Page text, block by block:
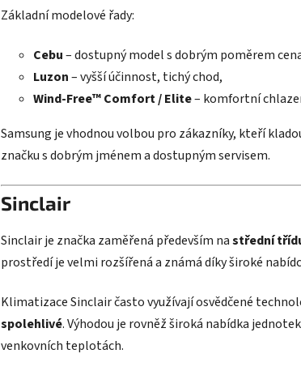
Základní modelové řady:
Cebu– dostupný model s dobrým poměrem
Luzon– vyšší účinnost, tichý chod,
Wind-Free™ Comfort / Elite– komfortní
Samsung je vhodnou volbou pro zákazníky, kteří
značku s dobrým jménem a dostupným servisem.
Sinclair
Sinclair je značka zaměřená především nastřední
prostředí je velmi rozšířená a známá díky široké
Klimatizace Sinclair často využívají osvědčené
spolehlivé. Výhodou je rovněž široká nabídka
venkovních teplotách.